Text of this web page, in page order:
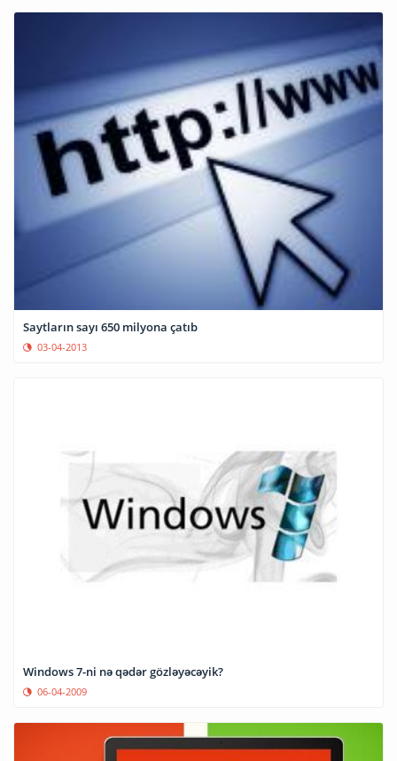
Saytların sayı 650 milyona çatıb
03-04-2013
Windows 7-ni nə qədər gözləyəcəyik?
06-04-2009